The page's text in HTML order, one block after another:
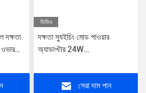
দক্ষতা
ওভার
ভিডিও
দক্ষতা স্যুইচিং মোড পাওয়ার
অ্যাডাপ্টার 24W
FCC RoHS সার্টিফাইড
সেরা দাম পান